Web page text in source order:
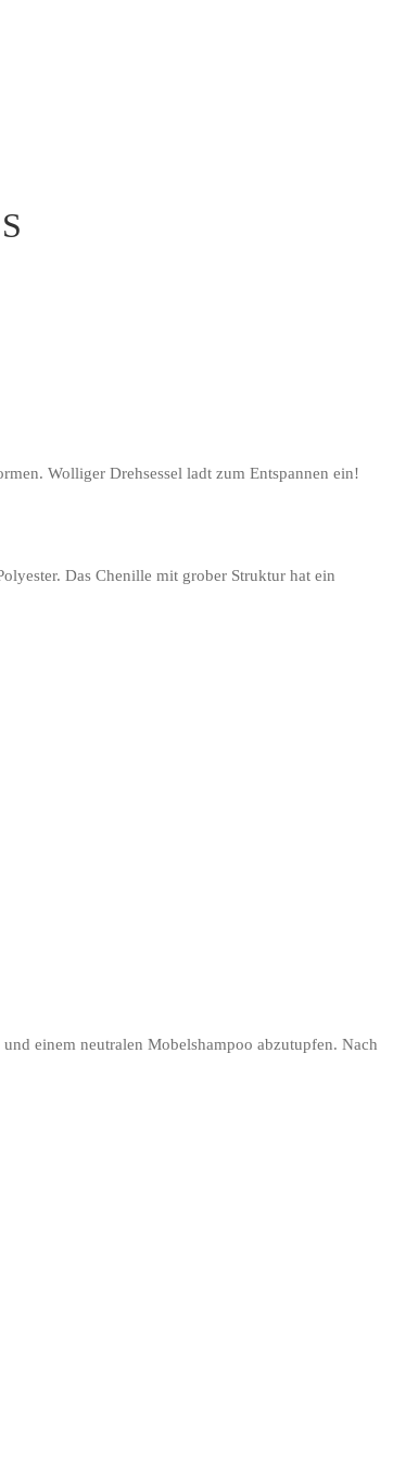
Wolliger Drehsessel ladt zum Entspannen ein!
Das Chenille mit grober Struktur hat ein
einem neutralen Mobelshampoo abzutupfen. Nach